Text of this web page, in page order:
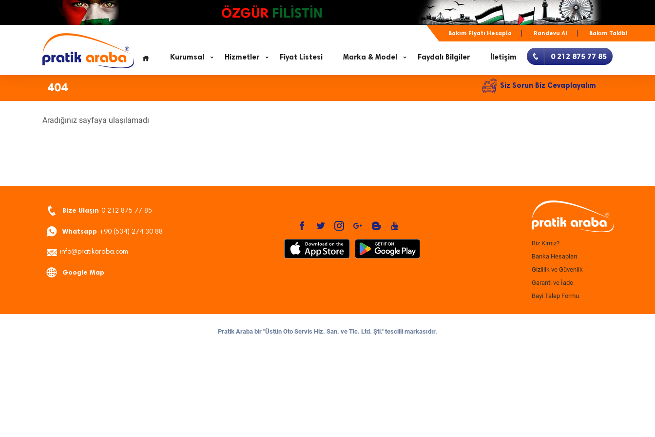
ÖZGÜR FİLİSTİN
Bakım Fiyatı Hesapla Randevu Al Bakım Takibi
Kurumsal Hizmetler Fiyat Listesi Marka & Model Faydalı Bilgiler İletişim 0 212 875 77 85
404 Siz Sorun Biz Cevaplayalım
Aradığınız sayfaya ulaşılamadı
Bize Ulaşın 0 212 875 77 85
Whatsapp +90 (534) 274 30 88
info@pratikaraba.com
Google Map
Biz Kimiz?
Banka Hesapları
Gizlilik ve Güvenlik
Garanti ve İade
Bayi Talep Formu
Pratik Araba bir "Üstün Oto Servis Hiz. San. ve Tic. Ltd. Şti." tescilli markasıdır.